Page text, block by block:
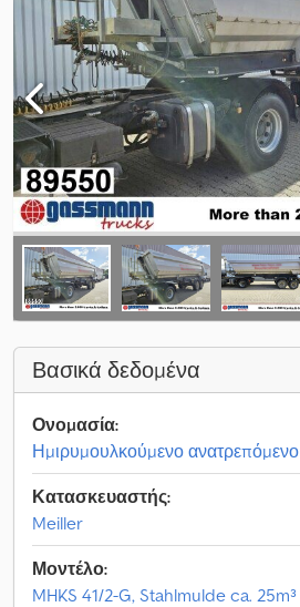
Βασικά δεδομένα
Ονομασία:
Ημιρυμουλκούμενο ανατρεπόμενο
Κατασκευαστής:
Meiller
Μοντέλο:
MHKS 41/2-G, Stahlmulde ca. 25m³